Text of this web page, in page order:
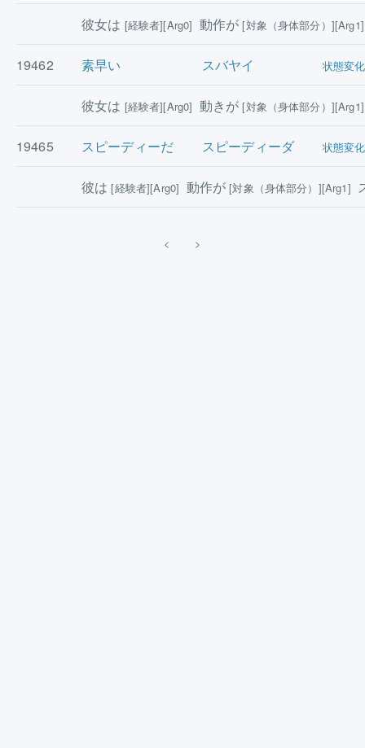
彼女は [経験者][Arg0] 動作が[対象（身体部分）][Arg1]
19462 素早い スバヤイ 状態変
彼女は [経験者][Arg0] 動きが[対象（身体部分）][Arg1]
19465 スピーディーだ スピーディーダ 状態変
彼は[経験者][Arg0] 動作が[対象（身体部分）][Arg1]
< >